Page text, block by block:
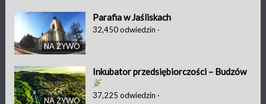
NA ŻYWO
Parafia w Jaśliskach
32,450odwiedzin ·
NA ŻYWO
Inkubator przedsiębiorczości – Budzów
37,225 odwiedzin ·